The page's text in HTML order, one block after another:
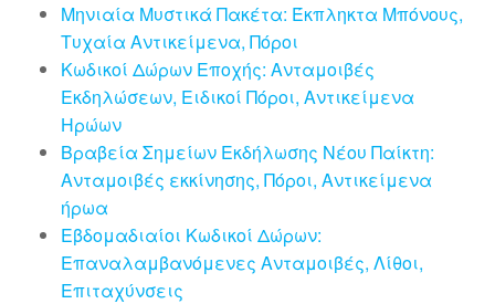
Μηνιαία Μυστικά Πακέτα: Έκπληκτα Μπόνους,
Τυχαία Αντικείμενα, Πόροι
Κωδικοί Δώρων Εποχής: Ανταμοιβές
Εκδηλώσεων, Ειδικοί Πόροι, Αντικείμενα
Ηρώων
Βραβεία Σημείων Εκδήλωσης Νέου Παίκτη:
Ανταμοιβές εκκίνησης, Πόροι, Αντικείμενα
ήρωα
Εβδομαδιαίοι Κωδικοί Δώρων:
Επαναλαμβανόμενες Ανταμοιβές, Λίθοι,
Επιταχύνσεις